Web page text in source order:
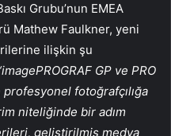
Grubu’nun EMEA
Mathew Faulkner, yeni
ilişkin şu
GP ve PRO
fotoğrafçılığa
niteliğinde bir adım
geliştirilmiş medya